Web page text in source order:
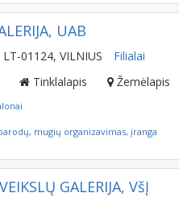
UAB
01124, VILNIUS Filialai
Tinklalapis Žemėlapis
mugių organizavimas, įranga
GALERIJA, VšĮ